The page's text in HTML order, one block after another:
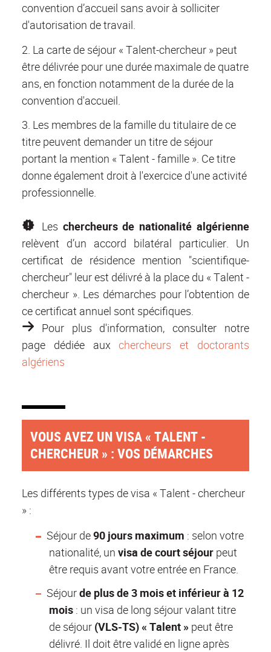
convention d’accueil sans avoir à solliciter
d'autorisation de travail.
2. La carte de séjour « Talent-chercheur » peut
être délivrée pour une durée maximale de quatre
ans, en fonction notamment de la durée de la
convention d'accueil.
3. Les membres de la famille du titulaire de ce
titre peuvent demander un titre de séjour
portant la mention « Talent - famille ». Ce titre
donne également droit à l'exercice d'une activité
professionnelle.
Les chercheurs de nationalité algérienne
relèvent d’un accord bilatéral particulier. Un
certificat de résidence mention "scientifique-
chercheur" leur est délivré à la place du « Talent -
chercheur ». Les démarches pour l’obtention de
ce certificat annuel sont spécifiques.
Pour plus d'information, consulter notre
page dédiéeauxchercheurs et doctorants
algériens
VOUS AVEZ UN VISA « TALENT -
CHERCHEUR » : VOS DÉMARCHES
Les différents types de visa « Talent - chercheur
» :
Séjour de90 jours maximum : selon votre
nationalité, un visa de court séjour peut
être requis avant votre entrée en France.
Séjourde plus de 3 mois et inférieur à 12
mois : un visa de long séjour valant titre
de séjour (VLS-TS) « Talent » peut être
délivré. Il doit être validé en ligne après